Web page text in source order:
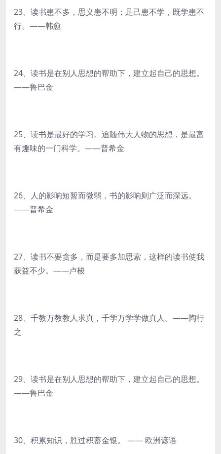
23、读书患不多，思义患不明；足己患不学，既学患不
行。——韩愈
24、读书是在别人思想的帮助下，建立起自己的思想。
——鲁巴金
25、读书是最好的学习。追随伟大人物的思想，是最富
有趣味的一门科学。——普希金
26、人的影响短暂而微弱，书的影响则广泛而深远。
——普希金
27、读书不要贪多，而是要多加思索，这样的读书使我
获益不少。——卢梭
28、千教万教教人求真，千学万学学做真人。——陶行
之
29、读书是在别人思想的帮助下，建立起自己的思想。
——鲁巴金
30、积累知识，胜过积蓄金银。 —— 欧洲谚语